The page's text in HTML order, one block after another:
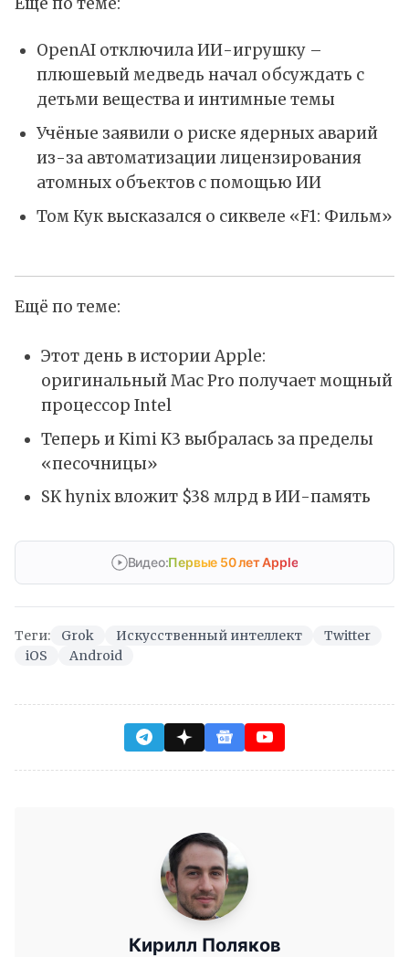
OpenAI отключила ИИ-игрушку –
плюшевый медведь начал обсуждать с
детьми вещества и интимные темы
Учёные заявили о риске ядерных аварий
из-за автоматизации лицензирования
атомных объектов с помощью ИИ
Том Кук высказался о сиквеле «F1: Фильм»
Ещё по теме:
Этот день в истории Apple:
оригинальный Mac Pro получает мощный
процессор Intel
Теперь и Kimi K3 выбралась за пределы
«песочницы»
SK hynix вложит $38 млрд в ИИ-память
Видео:Первые 50 лет Apple
Теги: Grok Искусственный интеллект
Twitter
iOS
Android
Кирилл Поляков